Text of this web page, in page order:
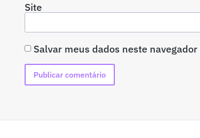
Site
Salvar meus dados neste